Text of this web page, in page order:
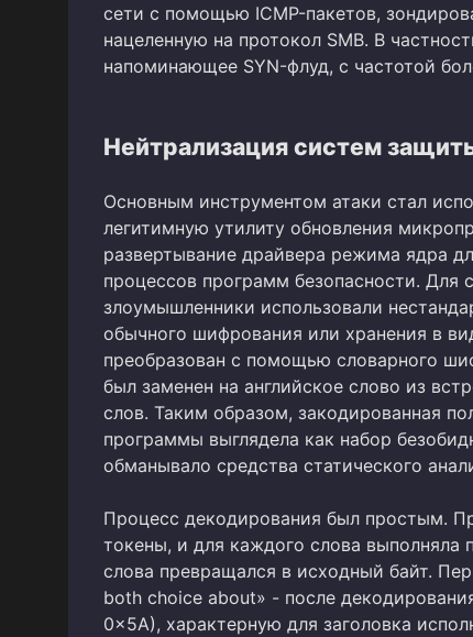
сети с помощью ICMP-пакетов,
нацеленную на протокол SMB. В
напоминающее SYN-флуд, с частотой
Нейтрализация систем
Основным инструментом атаки стал
легитимную утилиту обновления
развертывание драйвера режима ядра
процессов программ безопасности. Для
злоумышленники использовали
обычного шифрования или хранения в
преобразован с помощью словарного
был заменен на английское слово из
слов. Таким образом, закодированная
программы выглядела как набор
обманывало средства статического
Процесс декодирования был простым.
токены, и для каждого слова выполняла
слова превращался в исходный байт.
both choice about» - после
0x5A), характерную для заголовка